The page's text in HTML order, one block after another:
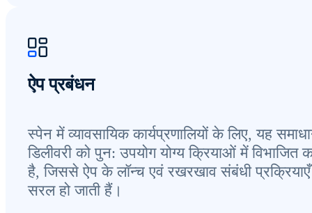
ऐप प्रबंधन
स्पेन में व्यावसायिक कार्यप्रणालियों के लिए, यह
डिलीवरी को पुन: उपयोग योग्य क्रियाओं में विभाजित
है, जिससे ऐप के लॉन्च एवं रखरखाव संबंधी प्रक्रियाएँ
सरल हो जाती हैं।